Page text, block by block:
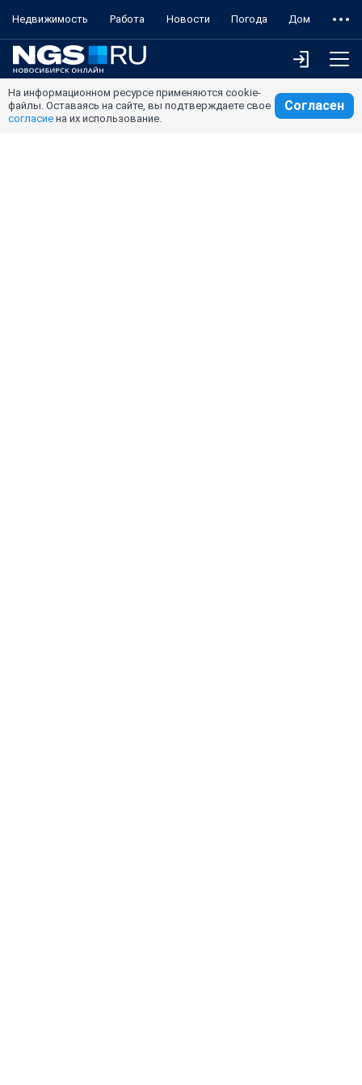
Недвижимость Работа Новости Погода Дом
На информационном ресурсе применяются cookie-
файлы. Оставаясь на сайте, вы подтверждаете свое
согласие на их использование.
Согласен